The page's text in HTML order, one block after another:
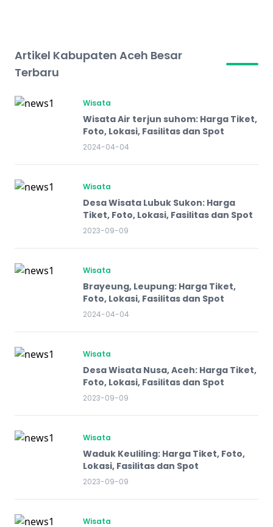
Artikel Kabupaten Aceh Besar
Terbaru
Wisata
Wisata Air terjun suhom: Harga Tiket,
Foto, Lokasi, Fasilitas dan Spot
2024-04-04
Wisata
Desa Wisata Lubuk Sukon: Harga
Tiket, Foto, Lokasi, Fasilitas dan Spot
2023-09-09
Wisata
Brayeung, Leupung: Harga Tiket,
Foto, Lokasi, Fasilitas dan Spot
2024-04-04
Wisata
Desa Wisata Nusa, Aceh: Harga Tiket,
Foto, Lokasi, Fasilitas dan Spot
2023-09-09
Wisata
Waduk Keuliling: Harga Tiket, Foto,
Lokasi, Fasilitas dan Spot
2023-09-09
Wisata